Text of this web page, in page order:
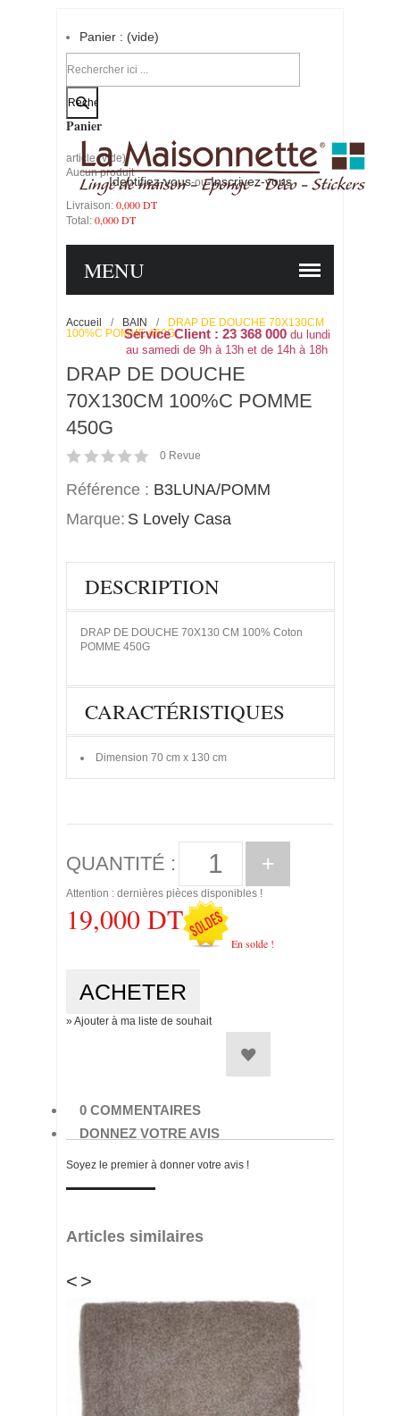
Identifiez-vous-ou-Inscrivez-vous
Panier : (vide)
Votre compte
Panier
article (vide)
Aucun produit
Livraison: 0,000 DT
Total: 0,000 DT
Service Client : 23 368 000du lundi
au samedi de 9h à 13h et de 14h à 18h
MENU
Accueil / BAIN /
DRAP DE DOUCHE 70X130CM
100%C POMME 450G
DRAP DE DOUCHE
70X130CM 100%C POMME
450G
0 Revue
Référence : B3LUNA/POMM
Marque: S Lovely Casa
DESCRIPTION
DRAP DE DOUCHE 70X130 CM 100% Coton
POMME 450G
CARACTÉRISTIQUES
Dimension 70 cm x 130 cm
QUANTITÉ : +
Attention : dernières pièces disponibles !
19,000 DT
En solde !
» Ajouter à ma liste de souhait
0 COMMENTAIRES
DONNEZ VOTRE AVIS
Soyez le premier à donner votre avis !
Articles similaires
< >